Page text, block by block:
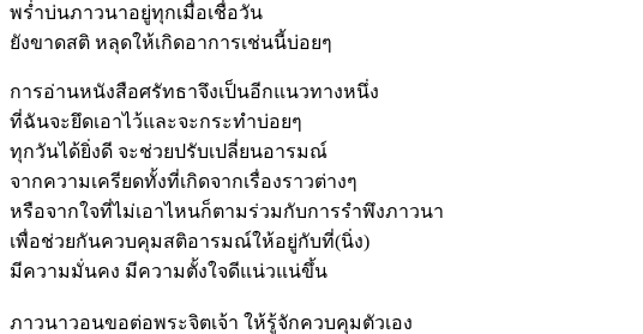
พร่ำบ่นภาวนาอยู่ทุกเมื่อเชื่อวัน
ยังขาดสติ หลุดให้เกิดอาการเช่นนี้บ่อยๆ
การอ่านหนังสือศรัทธาจึงเป็นอีกแนวทางหนึ่ง
ที่ฉันจะยึดเอาไว้และจะกระทำบ่อยๆ
ทุกวันได้ยิ่งดี จะช่วยปรับเปลี่ยนอารมณ์
จากความเครียดทั้งที่เกิดจากเรื่องราวต่างๆ
หรือจากใจที่ไม่เอาไหนก็ตามร่วมกับการรำพึงภาวนา
เพื่อช่วยกันควบคุมสติอารมณ์ให้อยู่กับที่(นิ่ง)
มีความมั่นคง มีความตั้งใจดีแน่วแน่ขึ้น
ภาวนาวอนขอต่อพระจิตเจ้า ให้รู้จักควบคุมตัวเอง